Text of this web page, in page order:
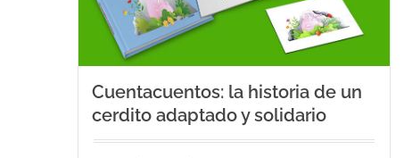
Cuentacuentos: la historia de un
cerdito adaptado y solidario